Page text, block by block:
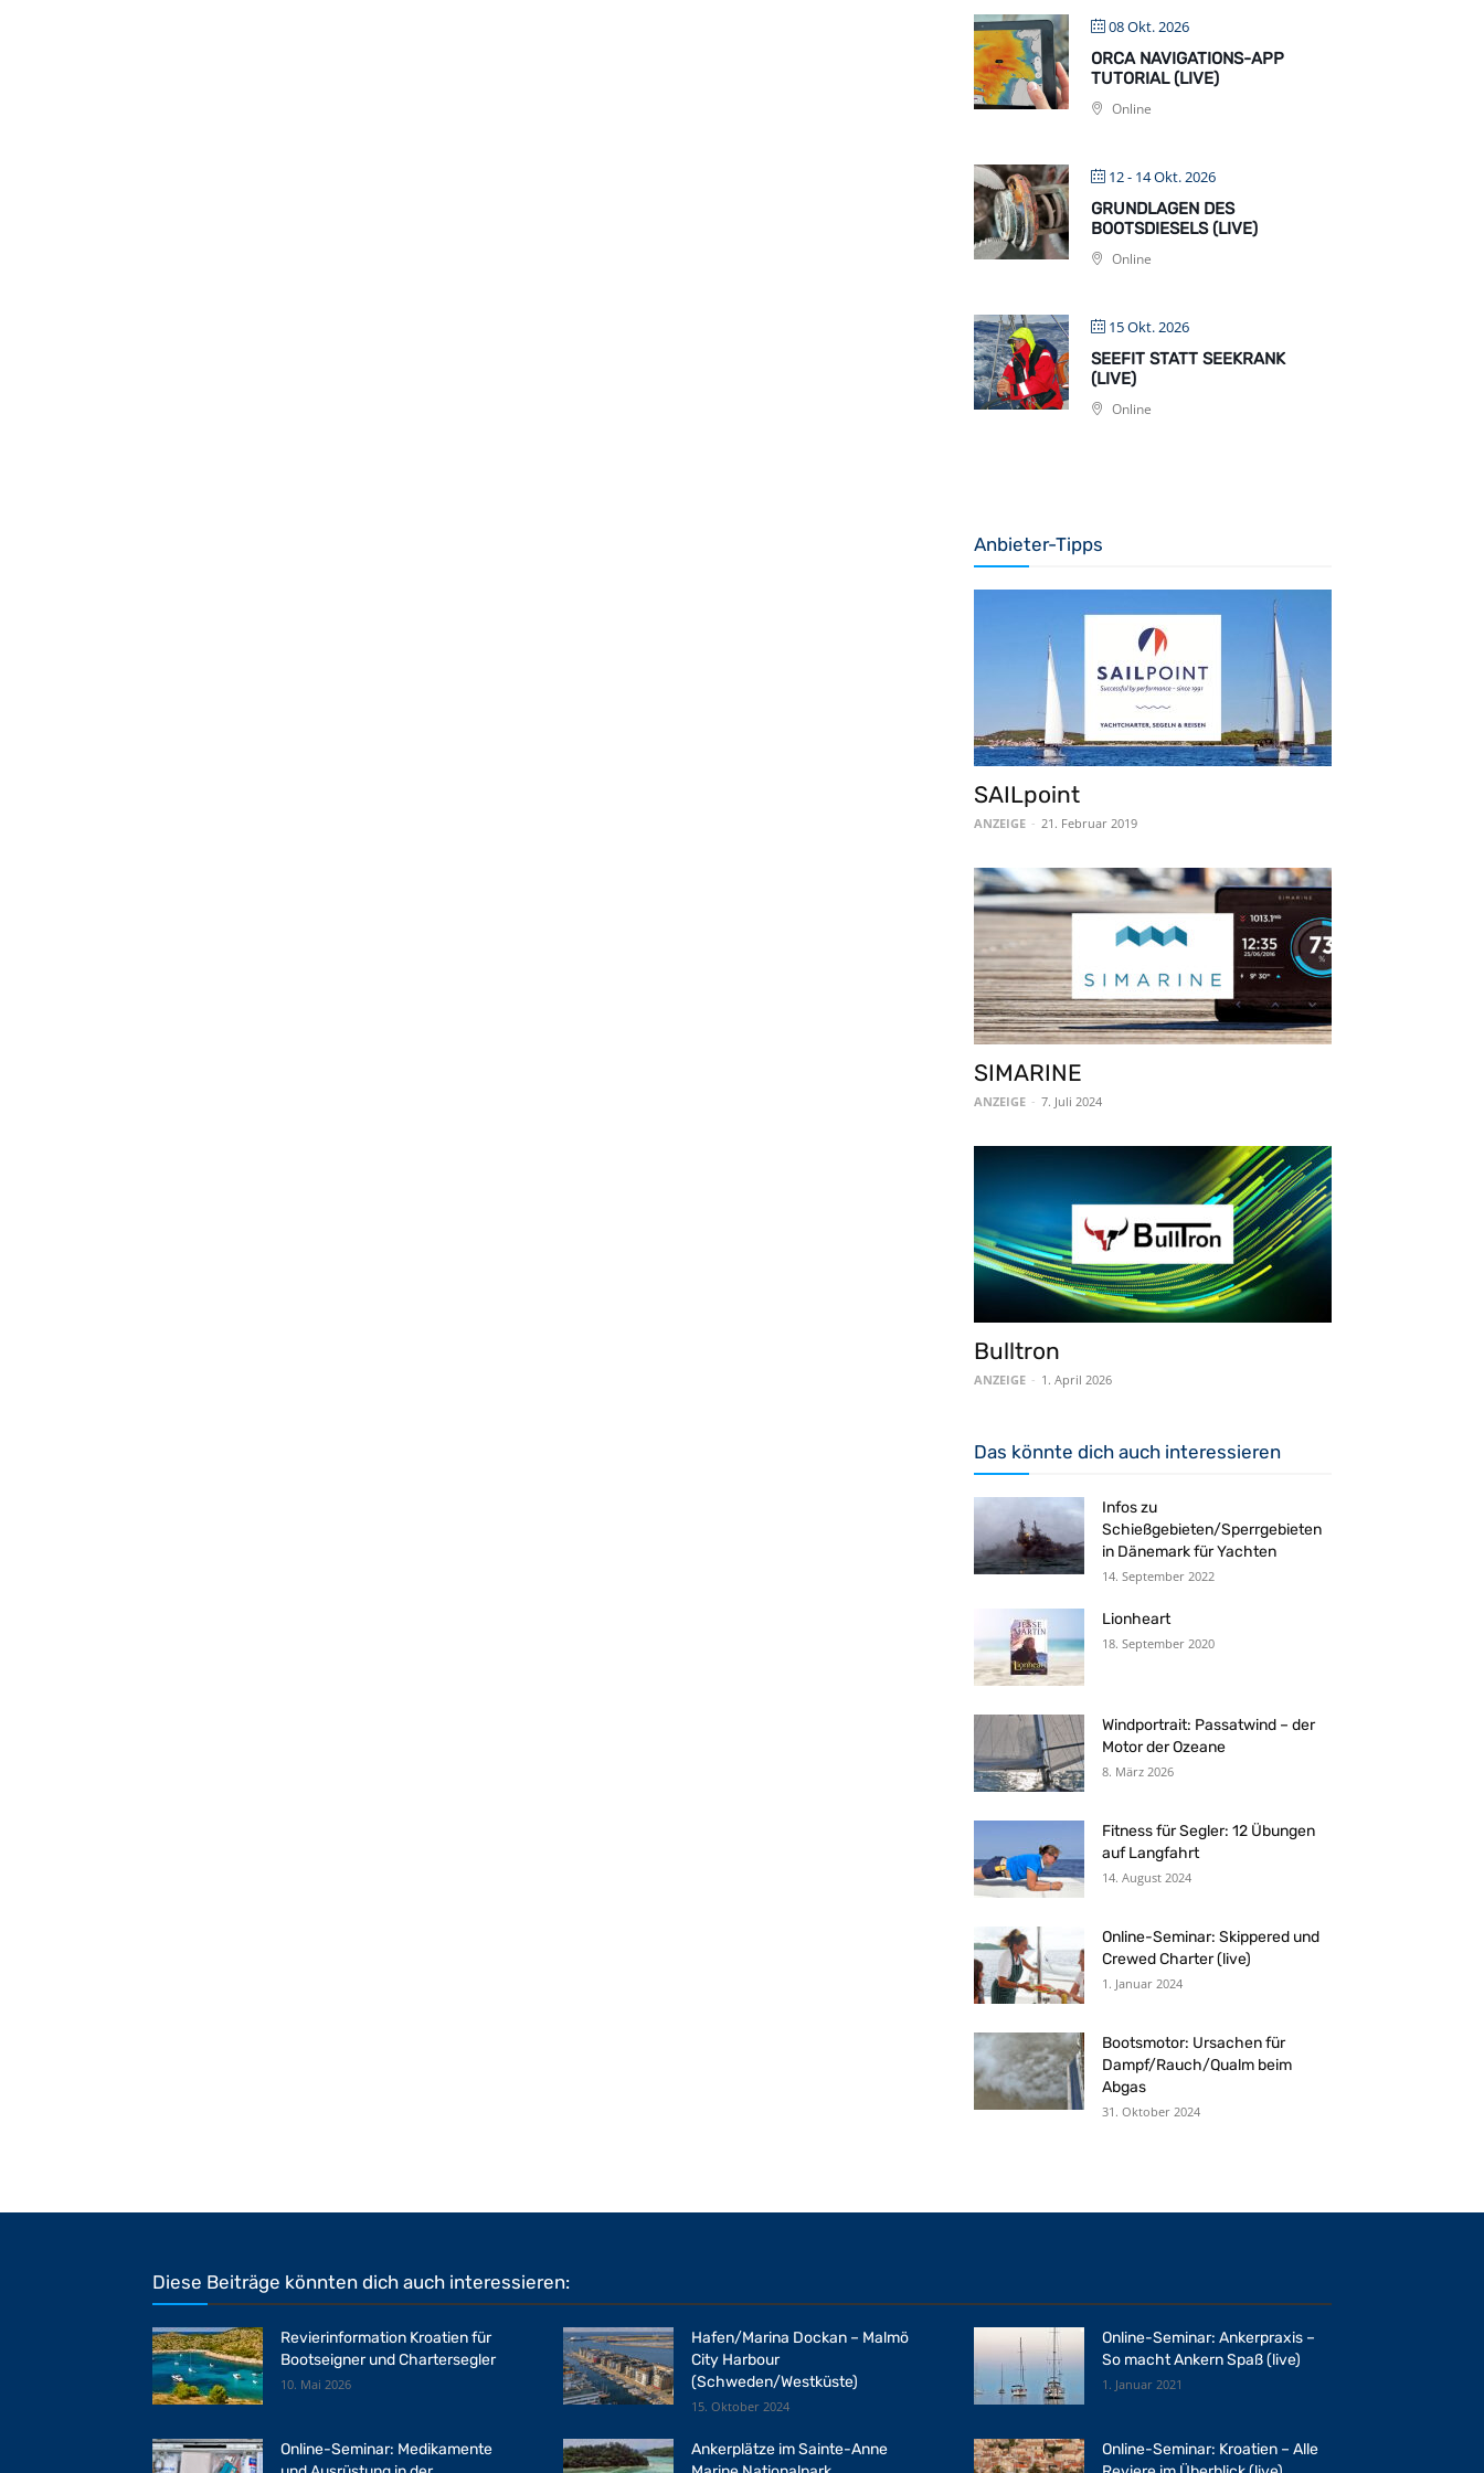
08 Okt. 2026
ORCA NAVIGATIONS-APP
TUTORIAL (LIVE)
Online
12 - 14 Okt. 2026
GRUNDLAGEN DES
BOOTSDIESELS (LIVE)
Online
15 Okt. 2026
SEEFIT STATT SEEKRANK
(LIVE)
Online
Anbieter-Tipps
SAILpoint
ANZEIGE - 21. Februar 2019
SIMARINE
ANZEIGE - 7. Juli 2024
Bulltron
ANZEIGE - 1. April 2026
Das könnte dich auch interessieren
Infos zu
Schießgebieten/Sperrgebieten
in Dänemark für Yachten
14. September 2022
Lionheart
18. September 2020
Windportrait: Passatwind – der
Motor der Ozeane
8. März 2026
Fitness für Segler: 12 Übungen
auf Langfahrt
14. August 2024
Online-Seminar: Skippered und
Crewed Charter (live)
1. Januar 2024
Bootsmotor: Ursachen für
Dampf/Rauch/Qualm beim
Abgas
31. Oktober 2024
Diese Beiträge könnten dich auch interessieren:
Revierinformation Kroatien für
Bootseigner und Chartersegler
10. Mai 2026
Hafen/Marina Dockan – Malmö
City Harbour
(Schweden/Westküste)
15. Oktober 2024
Online-Seminar: Ankerpraxis –
So macht Ankern Spaß (live)
1. Januar 2021
Online-Seminar: Medikamente
Ankerplätze im Sainte-Anne
Online-Seminar: Kroatien – Alle